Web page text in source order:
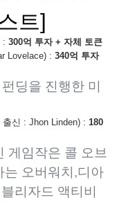
트]
:300억 투자 + 자체 토큰
Lovelace) :340억 투자
딩을 진행한 미
출신 : Jhon Linden) :180
게임작은 콜 오브
는 오버워치,디아
리자드 액티비